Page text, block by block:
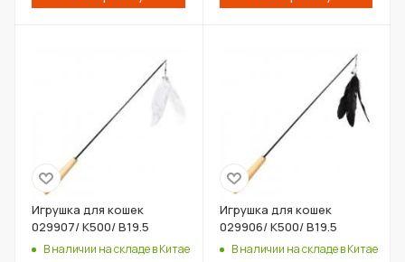
Игрушка для кошек
029907/ К500/ В19.5
В наличии на складе в Китае
Игрушка для кошек
029906/ К500/ В19.5
В наличии на складе в Китае